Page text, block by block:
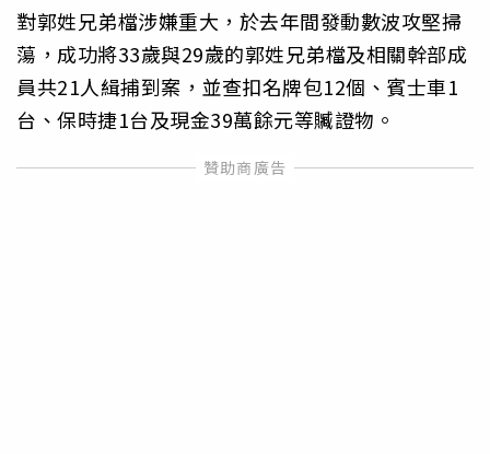
對郭姓兄弟檔涉嫌重大，於去年間發動數波攻堅掃
蕩，成功將33歲與29歲的郭姓兄弟檔及相關幹部成
員共21人緝捕到案，並查扣名牌包12個、賓士車1
台、保時捷1台及現金39萬餘元等贓證物。